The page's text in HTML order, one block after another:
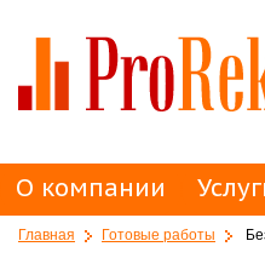
О компании
Главная Готовые работы